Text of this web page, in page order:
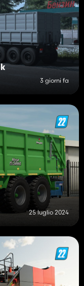
3 giorni fa
25 luglio 2024